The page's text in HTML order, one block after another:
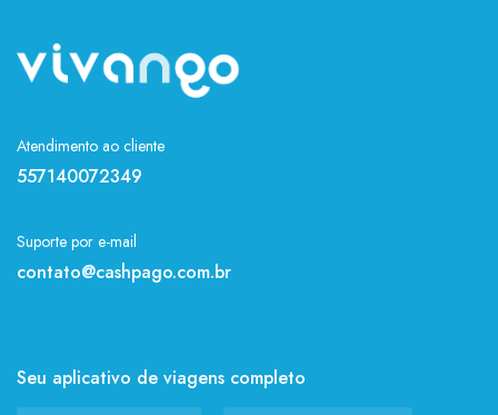
Atendimento ao cliente
557140072349
Suporte por e-mail
contato@cashpago.com.br
Seu aplicativo de viagens completo